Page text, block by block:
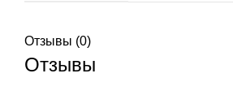
Отзывы (0)
Отзывы